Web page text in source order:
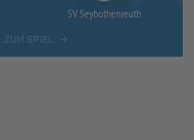
SV Seybothenreuth